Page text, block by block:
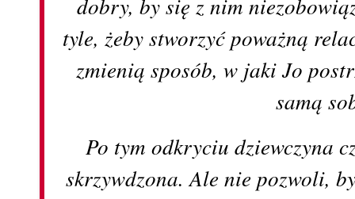
tyle, żeby stworzyć poważną
zmienią sposób, w jaki Jo
samą
Po tym odkryciu dziewczyna
skrzywdzona. Ale nie pozwoli,